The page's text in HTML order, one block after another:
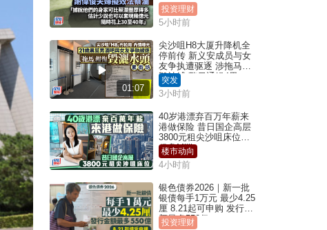
投资理财
5小时前
01:07
尖沙咀H8大厦升降机全
停前传 新义安成员与女
友争执遭驱逐 涉拖马刑
毁被捕 警另通缉4男
突发
3小时前
40岁港漂弃百万年薪来
港做保险 昔日国企高层
3800元租尖沙咀床位｜
租盘Million
楼市动向
4小时前
银色债券2026｜新一批
银债每手1万元 最少4.25
厘 8.21起可申购 发行金
额最多550亿
投资理财